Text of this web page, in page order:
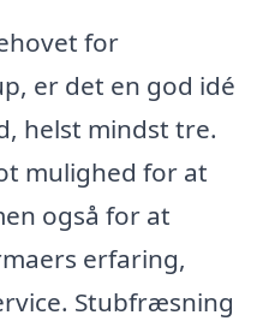
for
er det en god idé
helst mindst tre.
mulighed for at
også for at
erfaring,
Stubfræsning